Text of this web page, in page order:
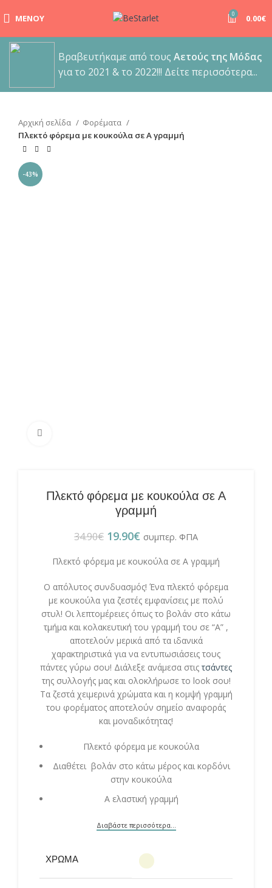
ΜΕΝΟΎ 0 0.00€
Βραβευτήκαμε από τους Αετούς της Μόδας
για το 2021 & το 2022!!! Δείτε περισσότερα...
Αρχική σελίδα
Φορέματα
Πλεκτό φόρεμα με κουκούλα σε Α γραμμή
-43%
Πλεκτό φόρεμα με κουκούλα σε Α
γραμμή
34.90€ 19.90€ συμπερ. ΦΠΑ
Πλεκτό φόρεμα με κουκούλα σε Α γραμμή
Ο απόλυτος συνδυασμός! Ένα πλεκτό φόρεμα
με κουκούλα για ζεστές εμφανίσεις με πολύ
στυλ! Οι λεπτομέρειες όπως το βολάν στο κάτω
τμήμα και κολακευτική του γραμμή του σε “Α” ,
αποτελούν μερικά από τα ιδανικά
χαρακτηριστικά για να εντυπωσιάσεις τους
πάντες γύρω σου! Διάλεξε ανάμεσα στις τσάντες
της συλλογής μας και ολοκλήρωσε το look σου!
Τα ζεστά χειμερινά χρώματα και η κομψή γραμμή
του φορέματος αποτελούν σημείο αναφοράς
και μοναδικότητας!
Πλεκτό φόρεμα με κουκούλα
Διαθέτει βολάν στο κάτω μέρος και κορδόνι
στην κουκούλα
Α ελαστική γραμμή
Διαβάστε περισσότερα...
ΧΡΏΜΑ